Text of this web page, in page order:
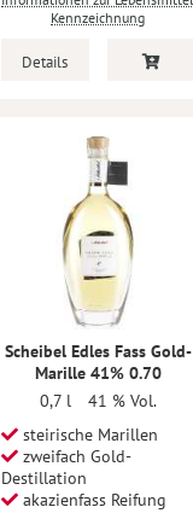
Kennzeichnung
Details
Scheibel Edles Fass Gold-
Marille 41% 0.70
0,7 l
41 % Vol.
steirische Marillen
zweifach Gold-
Destillation
akazienfass Reifung